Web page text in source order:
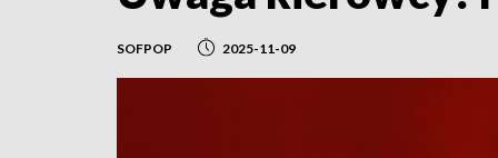
SOFPOP 2025-11-09